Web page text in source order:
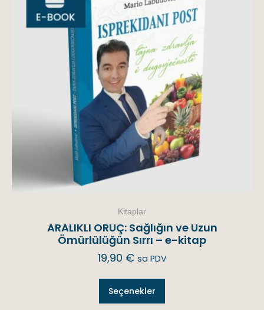
Kitaplar
ARALIKLI ORUÇ: Sağlığın ve Uzun
Ömürlülüğün Sırrı – e-kitap
19,90 € sa PDV
Seçenekler